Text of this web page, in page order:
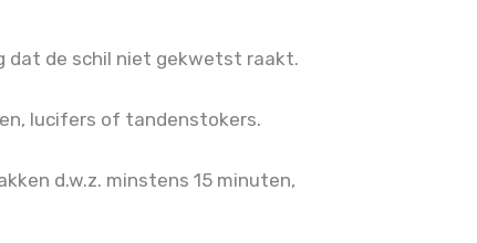
dat de schil niet gekwetst raakt.
lucifers of tandenstokers.
d.w.z. minstens 15 minuten,